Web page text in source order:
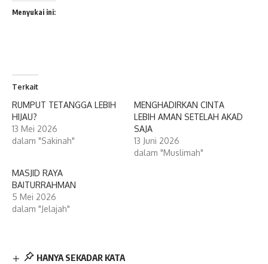
Menyukai ini:
Terkait
RUMPUT TETANGGA LEBIH
HIJAU?
13 Mei 2026
dalam "Sakinah"
MENGHADIRKAN CINTA
LEBIH AMAN SETELAH AKAD
SAJA
13 Juni 2026
dalam "Muslimah"
MASJID RAYA
BAITURRAHMAN
5 Mei 2026
dalam "Jelajah"
HANYA SEKADAR KATA